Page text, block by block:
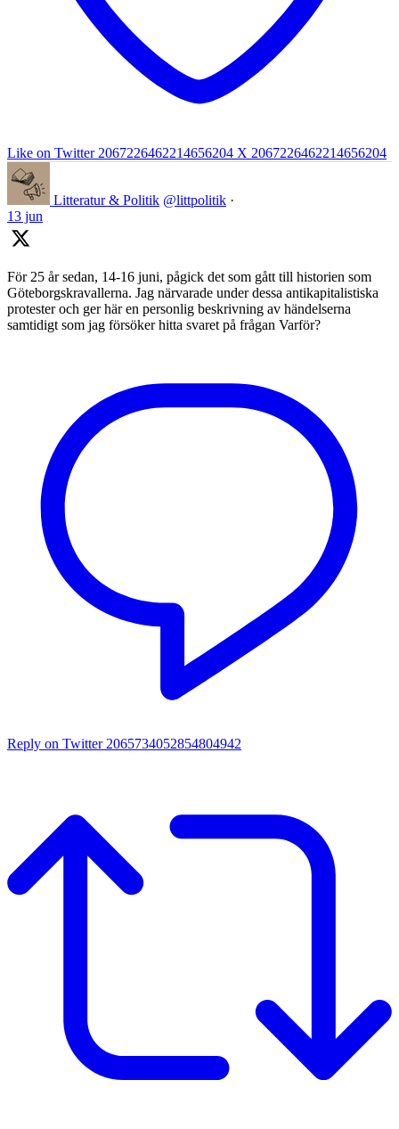
Like on Twitter 2067226462214656204 X 2067226462214656204
Litteratur & Politik @littpolitik ·
13 jun
För 25 år sedan, 14-16 juni, pågick det som gått till historien som
Göteborgskravallerna. Jag närvarade under dessa antikapitalistiska
protester och ger här en personlig beskrivning av händelserna
samtidigt som jag försöker hitta svaret på frågan Varför?
Reply on Twitter 2065734052854804942